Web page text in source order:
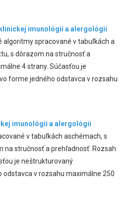
imunológii a alergológii
algoritmy spracované v tabuľkách a
s dôrazom na stručnosť a
4 strany. Súčasťou je
forme jedného odstavca v rozsahu
imunológii a alergológii
v tabuľkách aschémach, s
na stručnosť a prehľadnosť. Rozsah
je neštrukturovaný
v rozsahu maximálne 250